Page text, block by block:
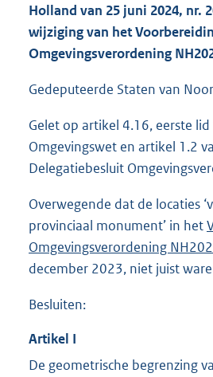
Holland van 25 juni 2024, nr.
wijziging van het
Omgevingsverordening
Gedeputeerde Staten van
Gelet op artikel 4.16, eerste lid
Omgevingswet en artikel 1.2
Delegatiebesluit
Overwegende dat de locaties
provinciaal monument’ in het
Omgevingsverordening
december 2023, niet juist
Besluiten:
Artikel I
De geometrische begrenzing